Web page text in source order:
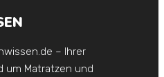
– Ihrer
um Matratzen und